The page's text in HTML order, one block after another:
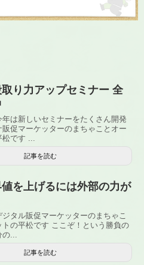
取り力アップセミナー 全
年は新しいセミナーをたくさん開発
促マーケッターのまちゃことオー
です ...
記事を読む
を上げるには外部の力が
ジタル販促マーケッターのまちゃこ
トの平松です ここぞ！という勝負の
...
記事を読む